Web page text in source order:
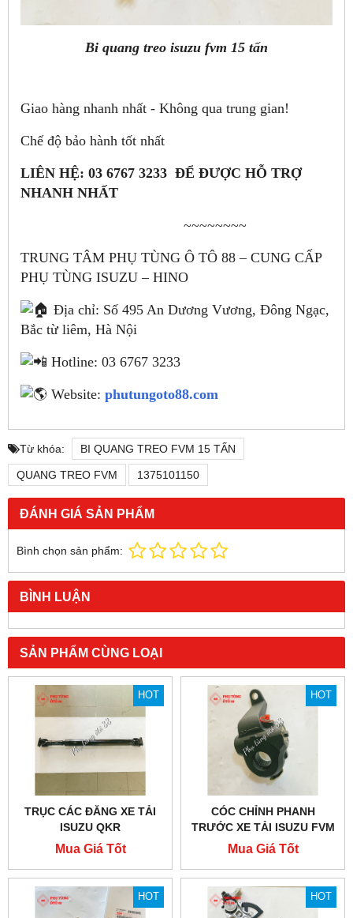
Bi quang treo isuzu fvm 15 tấn
Giao hàng nhanh nhất - Không qua trung gian!
Chế độ bảo hành tốt nhất
LIÊN HỆ: 03 6767 3233 ĐỂ ĐƯỢC HỖ TRỢ
NHANH NHẤT
~~~~~~~~
TRUNG TÂM PHỤ TÙNG Ô TÔ 88 – CUNG CẤP
PHỤ TÙNG ISUZU – HINO
Địa chỉ: Số 495 An Dương Vương, Đông Ngạc,
Bắc từ liêm, Hà Nội
Hotline: 03 6767 3233
Website: phutungoto88.com
Từ khóa: BI QUANG TREO FVM 15 TẤN
QUANG TREO FVM 1375101150
ĐÁNH GIÁ SẢN PHẨM
Bình chọn sản phẩm:
BÌNH LUẬN
SẢN PHẨM CÙNG LOẠI
HOT
TRỤC CÁC ĐĂNG XE TẢI
ISUZU QKR
Mua Giá Tốt
HOT
CÓC CHỈNH PHANH
TRƯỚC XE TẢI ISUZU FVM
1500
Mua Giá Tốt
HOT HOT